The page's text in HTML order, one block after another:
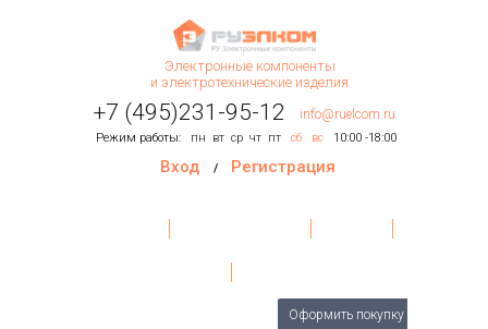
Электронные компоненты
и электротехнические изделия
+7 (495)231-95-12 info@ruelcom.ru
Режим работы: пн вт ср чт пт сб вс 10:00 -18:00
Вход / Регистрация
Оформить покупку